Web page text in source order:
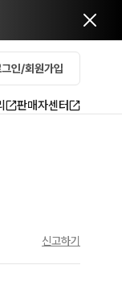
인/회원가입
판매자센터
신고하기